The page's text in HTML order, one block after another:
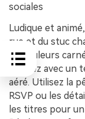
sociales
Ludique et
rue et du stuc
de couleurs
l'ancrez avec un
aéré. Utilisez la
RSVP ou les
les titres pour